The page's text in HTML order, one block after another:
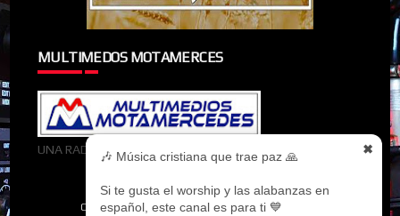
✖
🎶 Música cristiana que trae paz 🙏
Si te gusta el worship y las alabanzas en
español, este canal es para ti 💙
MULTIMEDOS MOTAMERCES
UNA RADIOMIEMBRO DE MULTIMEDOS MOTAMERCES
CREATED BY SORATEMPLATES | DISTRIBUTED BY